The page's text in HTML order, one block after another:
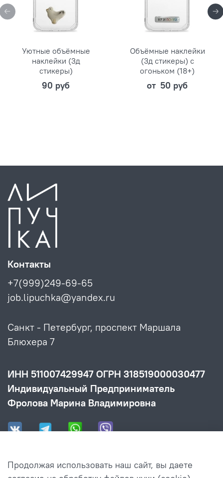
Уютные объёмные
наклейки (3д
стикеры)
90 руб
Объёмные наклейки
(3д стикеры) с
огоньком (18+)
от 50 руб
Информация
Контакты
+7(999)249-69-65
job.lipuchka@yandex.ru
Санкт - Петербург, проспект Маршала
Блюхера 7
ИНН 511007429947 ОГРН 318519000030477
Индивидуальный Предприниматель
Фролова Марина Владимировна
Продолжая использовать наш сайт, вы даете